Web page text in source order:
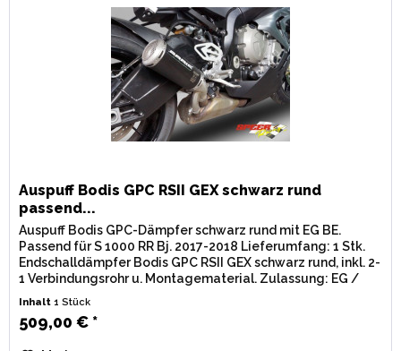
Auspuff Bodis GPC RSII GEX schwarz rund
passend...
Auspuff Bodis GPC-Dämpfer schwarz rund mit EG BE.
Passend für S 1000 RR Bj. 2017-2018 Lieferumfang: 1 Stk.
Endschalldämpfer Bodis GPC RSII GEX schwarz rund, inkl. 2-
1 Verbindungsrohr u. Montagematerial. Zulassung: EG /
Inhalt1 Stück
509,00 € *